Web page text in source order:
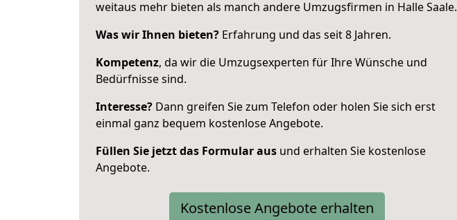
weitaus mehr bieten als manch andere Umzugsfirmen in Halle Saale.
Was wir Ihnen bieten? Erfahrung und das seit 8 Jahren.
Kompetenz, da wir die Umzugsexperten für Ihre Wünsche und
Bedürfnisse sind.
Interesse? Dann greifen Sie zum Telefon oder holen Sie sich erst
einmal ganz bequem kostenlose Angebote.
Füllen Sie jetzt das Formular aus und erhalten Sie kostenlose
Angebote.
Kostenlose Angebote erhalten